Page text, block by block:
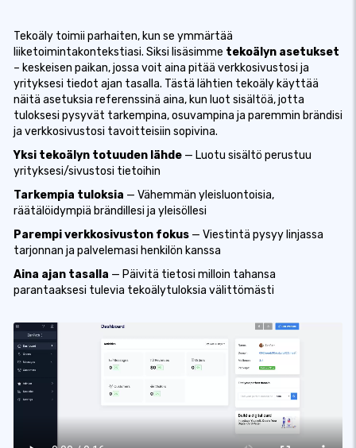
Tekoäly toimii parhaiten, kun se ymmärtää
liiketoimintakontekstiasi. Siksi lisäsimme tekoälyn asetukset
– keskeisen paikan, jossa voit aina pitää verkkosivustosi ja
yrityksesi tiedot ajan tasalla. Tästä lähtien tekoäly käyttää
näitä asetuksia referenssinä aina, kun luot sisältöä, jotta
tuloksesi pysyvät tarkempina, osuvampina ja paremmin brändisi
ja verkkosivustosi tavoitteisiin sopivina.
Yksi tekoälyn totuuden lähde — Luotu sisältö perustuu
yrityksesi/sivustosi tietoihin
Tarkempia tuloksia — Vähemmän yleisluontoisia,
räätälöidympiä brändillesi ja yleisöllesi
Parempi verkkosivuston fokus — Viestintä pysyy linjassa
tarjonnan ja palvelemasi henkilön kanssa
Aina ajan tasalla — Päivitä tietosi milloin tahansa
parantaaksesi tulevia tekoälytuloksia välittömästi